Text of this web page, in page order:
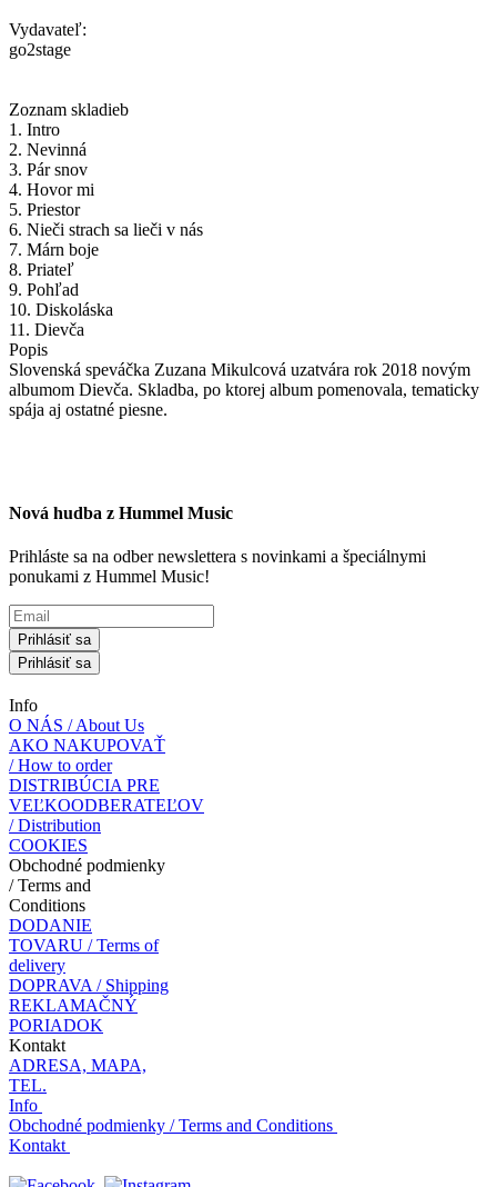
Vydavateľ:
go2stage
Zoznam skladieb
1. Intro
2. Nevinná
3. Pár snov
4. Hovor mi
5. Priestor
6. Nieči strach sa lieči v nás
7. Márn boje
8. Priateľ
9. Pohľad
10. Diskoláska
11. Dievča
Popis
Slovenská speváčka Zuzana Mikulcová uzatvára rok 2018 novým
albumom Dievča. Skladba, po ktorej album pomenovala, tematicky
spája aj ostatné piesne.
Nová hudba z Hummel Music
Prihláste sa na odber newslettera s novinkami a špeciálnymi
ponukami z Hummel Music!
Prihlásiť sa
Prihlásiť sa
Info
O NÁS / About Us
AKO NAKUPOVAŤ
/ How to order
DISTRIBÚCIA PRE
VEĽKOODBERATEĽOV
/ Distribution
COOKIES
Obchodné podmienky
/ Terms and
Conditions
DODANIE
TOVARU / Terms of
delivery
DOPRAVA / Shipping
REKLAMAČNÝ
PORIADOK
Kontakt
ADRESA, MAPA,
TEL.
Info
Obchodné podmienky / Terms and Conditions
Kontakt